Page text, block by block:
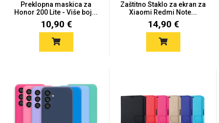
Preklopna maskica za
Honor 200 Lite - Više boj...
10,90 €
Zaštitno Staklo za ekran za
Xiaomi Redmi Note...
14,90 €